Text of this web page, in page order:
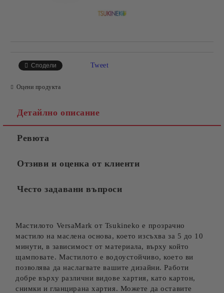
Сподели Tweet
Оцени продукта
Детайлно описание
Ревюта
Отзиви и оценка от клиенти
Често задавани въпроси
Мастилото VersaMark от Tsukineko е прозрачно
мастило на маслена основа, което изсъхва за 5 до 10
минути, в зависимост от материала, върху който
щамповате. Мастилото е водоустойчиво, което ви
позволява да наслагвате вашите дизайни. Работи
добре върху различни видове хартия, като картон,
снимки и гланцирана хартия. Можете да оставите